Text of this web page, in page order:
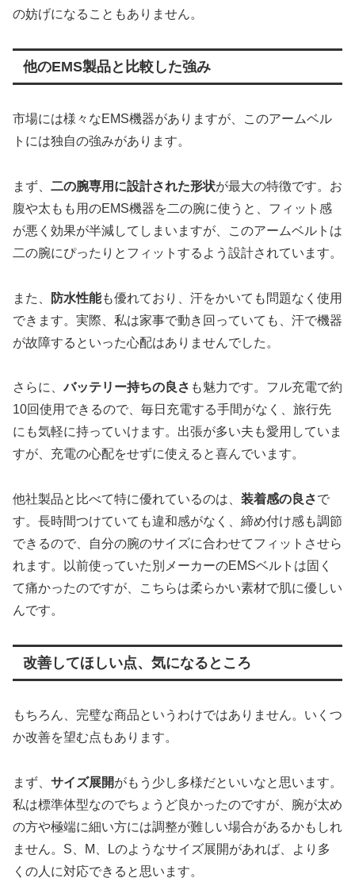
の妨げになることもありません。
他のEMS製品と比較した強み
市場には様々なEMS機器がありますが、このアームベル
トには独自の強みがあります。
まず、 二の腕専用に設計された形状が最大の特徴です。お
腹や太もも用のEMS機器を二の腕に使うと、フィット感
が悪く効果が半減してしまいますが、このアームベルトは
二の腕にぴったりとフィットするよう設計されています。
また、 防水性能も優れており、汗をかいても問題なく使用
できます。実際、私は家事で動き回っていても、汗で機器
が故障するといった心配はありませんでした。
さらに、バッテリー持ちの良さ も魅力です。フル充電で約
10回使用できるので、毎日充電する手間がなく、旅行先
にも気軽に持っていけます。出張が多い夫も愛用していま
すが、充電の心配をせずに使えると喜んでいます。
他社製品と比べて特に優れているのは、 装着感の良さで
す。長時間つけていても違和感がなく、締め付け感も調節
できるので、自分の腕のサイズに合わせてフィットさせら
れます。以前使っていた別メーカーのEMSベルトは固く
て痛かったのですが、こちらは柔らかい素材で肌に優しい
んです。
改善してほしい点、気になるところ
もちろん、完璧な商品というわけではありません。いくつ
か改善を望む点もあります。
まず、 サイズ展開がもう少し多様だといいなと思います。
私は標準体型なのでちょうど良かったのですが、腕が太め
の方や極端に細い方には調整が難しい場合があるかもしれ
ません。S、M、Lのようなサイズ展開があれば、より多
くの人に対応できると思います。